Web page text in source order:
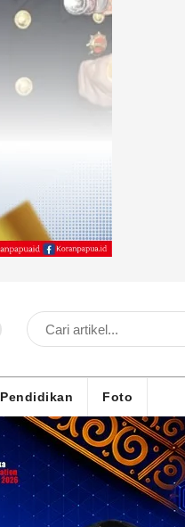
Pendidikan Foto